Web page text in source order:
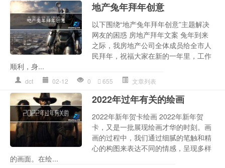
地产兔年拜年创意
以下围绕“地产兔年拜年创意”主题解决
网友的困惑 房地产拜年文案 兔年到来
之际，我房地产公司全体成员给全市人
民拜年，祝福大家在新的一年里，工作
顺利，身...
dct 02-12 0 655 文章列表
2022年过年有关的绘画
2022年新年贺卡绘画 2022年新年贺
卡，又是一批展现绘画才华的时刻。画
画的过程中，我们通过细腻的笔触和精
心的构图来表达不同的情感，呈现多样
的画面。在绘...